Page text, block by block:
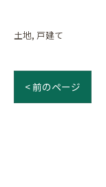
土地 戸建て
< 前のページ